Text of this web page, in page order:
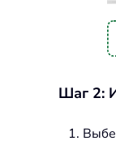
Шаг 2: